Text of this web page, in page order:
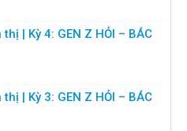
| Kỳ 4: GEN Z HỎI – BÁC
| Kỳ 3: GEN Z HỎI – BÁC